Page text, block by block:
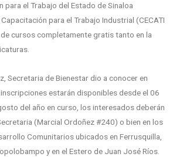
el Trabajo del Estado de Sinaloa
para el Trabajo Industrial (CECATI
cursos completamente gratis tanto en la
Secretaria de Bienestar dio a conocer en
estarán disponibles desde el 06
del año en curso, los interesados deberán
(Marcial Ordoñez #240) o bien en los
Comunitarios ubicados en Ferrusquilla,
y en el Estero de Juan José Ríos.